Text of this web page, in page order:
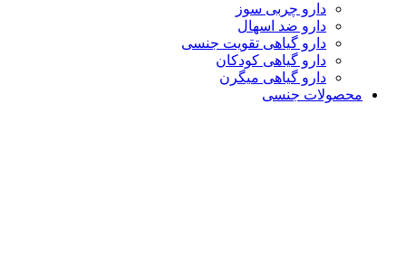
دارو چربی سوز
دارو ضد اسهال
دارو گیاهی تقویت جنسی
دارو گیاهی کودکان
دارو گیاهی میگرن
محصولات جنسی